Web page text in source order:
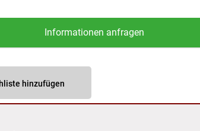
Informationen anfragen
hinzufügen